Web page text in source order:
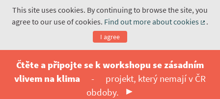
This site uses cookies. By continuing to browse the site, you
agree to our use of cookies. Find out more about cookies
.
I agree
Čtěte a připojte se k workshopu se zásadním
vlivem na klima
-
projekt, který nemají v ČR
obdoby.